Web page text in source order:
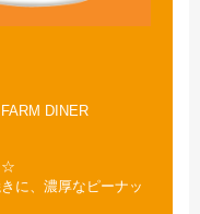
DINER
☆
に、濃厚なピーナッ